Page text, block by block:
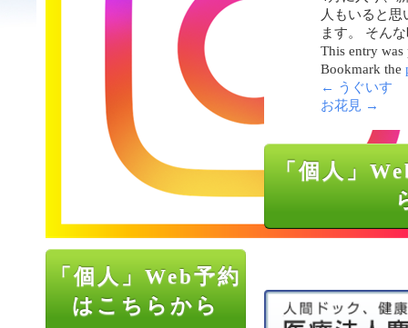
「個人」Web予約
はこちらから
人もいると
ます。 そん
This entry
Bookmark the
← うぐいす
お花見 →
「個人」